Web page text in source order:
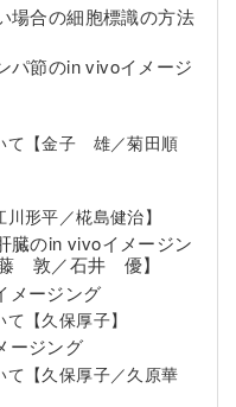
場合の細胞標識の方法
パ節のin vivoイメージ
て【金子 雄／菊田順
形平／椛島健治】
臓のin vivoイメージン
敦／石井 優】
メージング
【久保厚子】
ージング
【久保厚子／久原華